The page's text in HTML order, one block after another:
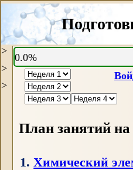
>
>
>
0.0%
План занятий на
1.Химический